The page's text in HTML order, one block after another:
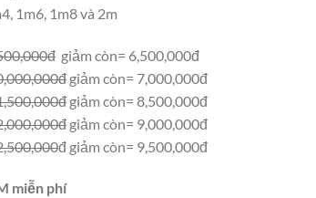
1m6, 1m8 và 2m
giảm còn= 6,500,000đ
giảm còn= 7,000,000đ
giảm còn= 8,500,000đ
giảm còn= 9,000,000đ
đ giảm còn= 9,500,000đ
miễn phí